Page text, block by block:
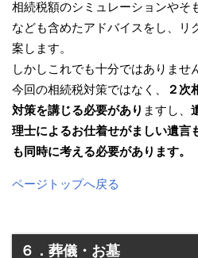
相続税額のシミュレーションやそ
なども含めたアドバイスをし、リ
案します。
しかしこれでも十分ではありませ
今回の相続税対策ではなく、
２次
対策を講じる必要があり ますし、
理士によるお仕着せがましい遺言
も同時に考える必要があります。
ページトップへ戻る
６．葬儀・お墓